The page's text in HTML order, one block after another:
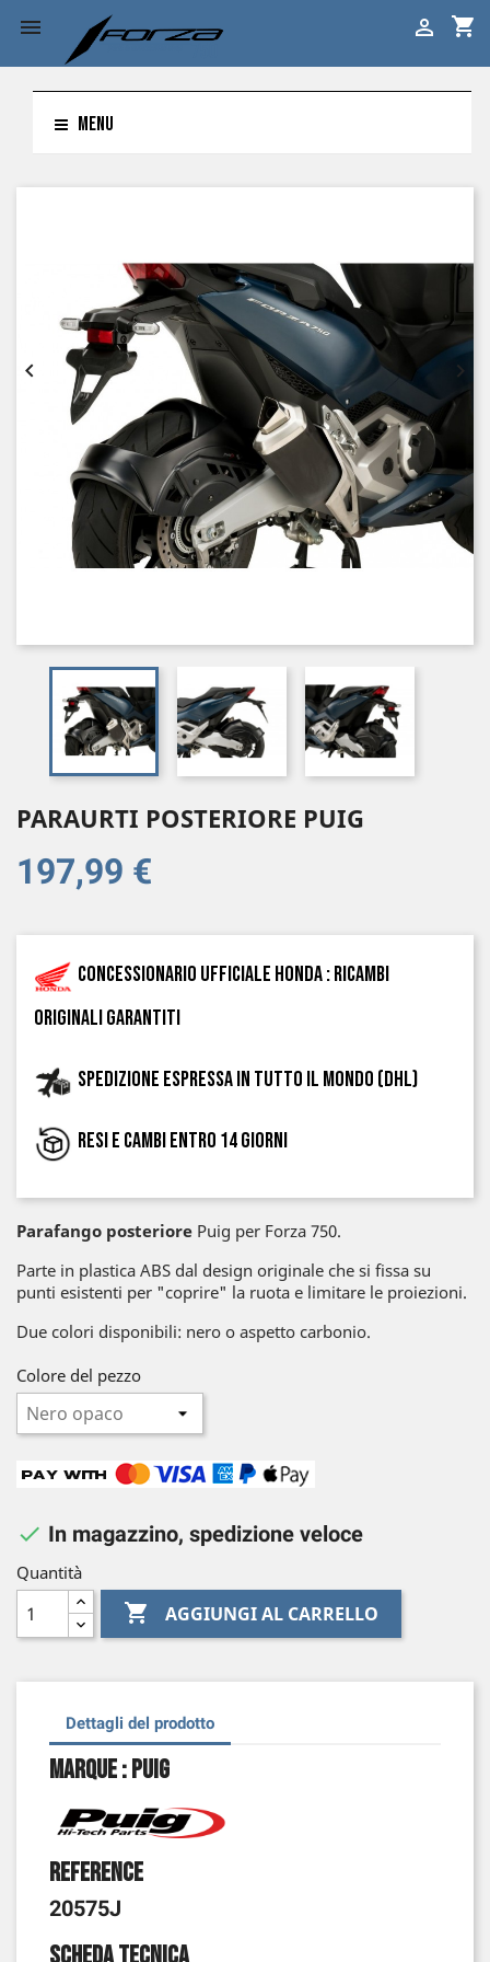
 shopping_cart

MENU
 
PARAURTI POSTERIORE PUIG
197,99 €
Concessionario ufficiale Honda : ricambi
originali garantiti
Spedizione espressa in tutto il mondo (DHL)
Resi e cambi entro 14 giorni
Parafango posteriore Puig per Forza 750.
Parte in plastica ABS dal design originale che si fissa su
punti esistenti per "coprire" la ruota e limitare le proiezioni.
Due colori disponibili: nero o aspetto carbonio.
Colore del pezzo
 In magazzino, spedizione veloce
Quantità
 AGGIUNGI AL CARRELLO
Dettagli del prodotto
Marque : Puig
Reference
20575J